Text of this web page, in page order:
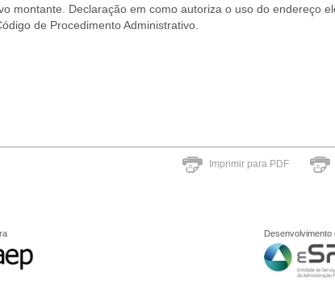
montante. Declaração em como autoriza o uso do endereço
de Procedimento Administrativo.
Imprimir para PDF
Desenvolvimento